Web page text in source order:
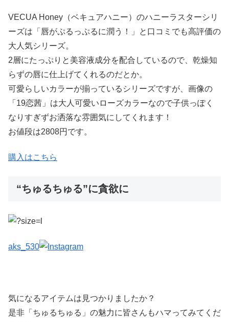
VECUA Honey（ベキュアハニー）のハニーラスターシリ
ーズは「唇がぷるっぷるに潤う！」と口コミでも高評価の
大人気シリーズ。
2層にたっぷりと美容液成分を配合しているので、乾燥知
らずの唇に仕上げてくれるのだとか。
可愛らしいカラーが揃っているシリーズですが、画像の
「19恋茜」は大人可愛いローズカラーなので子供っぽく
なりすぎずお洒落な雰囲気にしてくれます！
お値段は2808円です。
購入はこちら
“ちゅるちゅる”に貪欲に
aks_530
気になるアイテムは見つかりましたか？
是非「ちゅるちゅる」の魅力に皆さんもハマってみてくだ